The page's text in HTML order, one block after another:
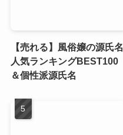
【売れる】風俗嬢の源氏名
人気ランキングBEST100
＆個性派源氏名